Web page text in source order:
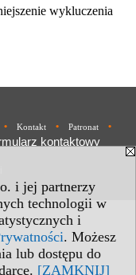
i jej partnerzy
technologii w
i
. Możesz
lub dostępu do
[ZAMKNIJ]
wykluczenia
• Kontakt • Patronat •
kontaktowy